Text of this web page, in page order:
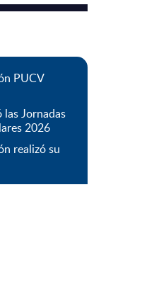
PUCV
las Jornadas
2026
realizó su